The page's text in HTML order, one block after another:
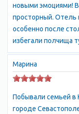
«Штурм Сапун-горы
Желающие
посмотреть адреса
активного отдыха
по гротам Балаклавы.
Панорама Херсонеса
средневековый
Незабываемые
новыми эмоциями!
просторный. Отель
особенно после
избегали полчища
Марина
Побывали семьей в
городе